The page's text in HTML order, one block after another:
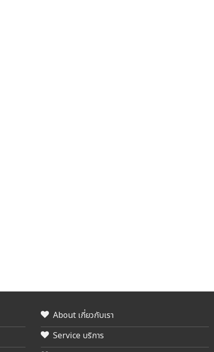
About เกี่ยวกับเรา
Service บริการ